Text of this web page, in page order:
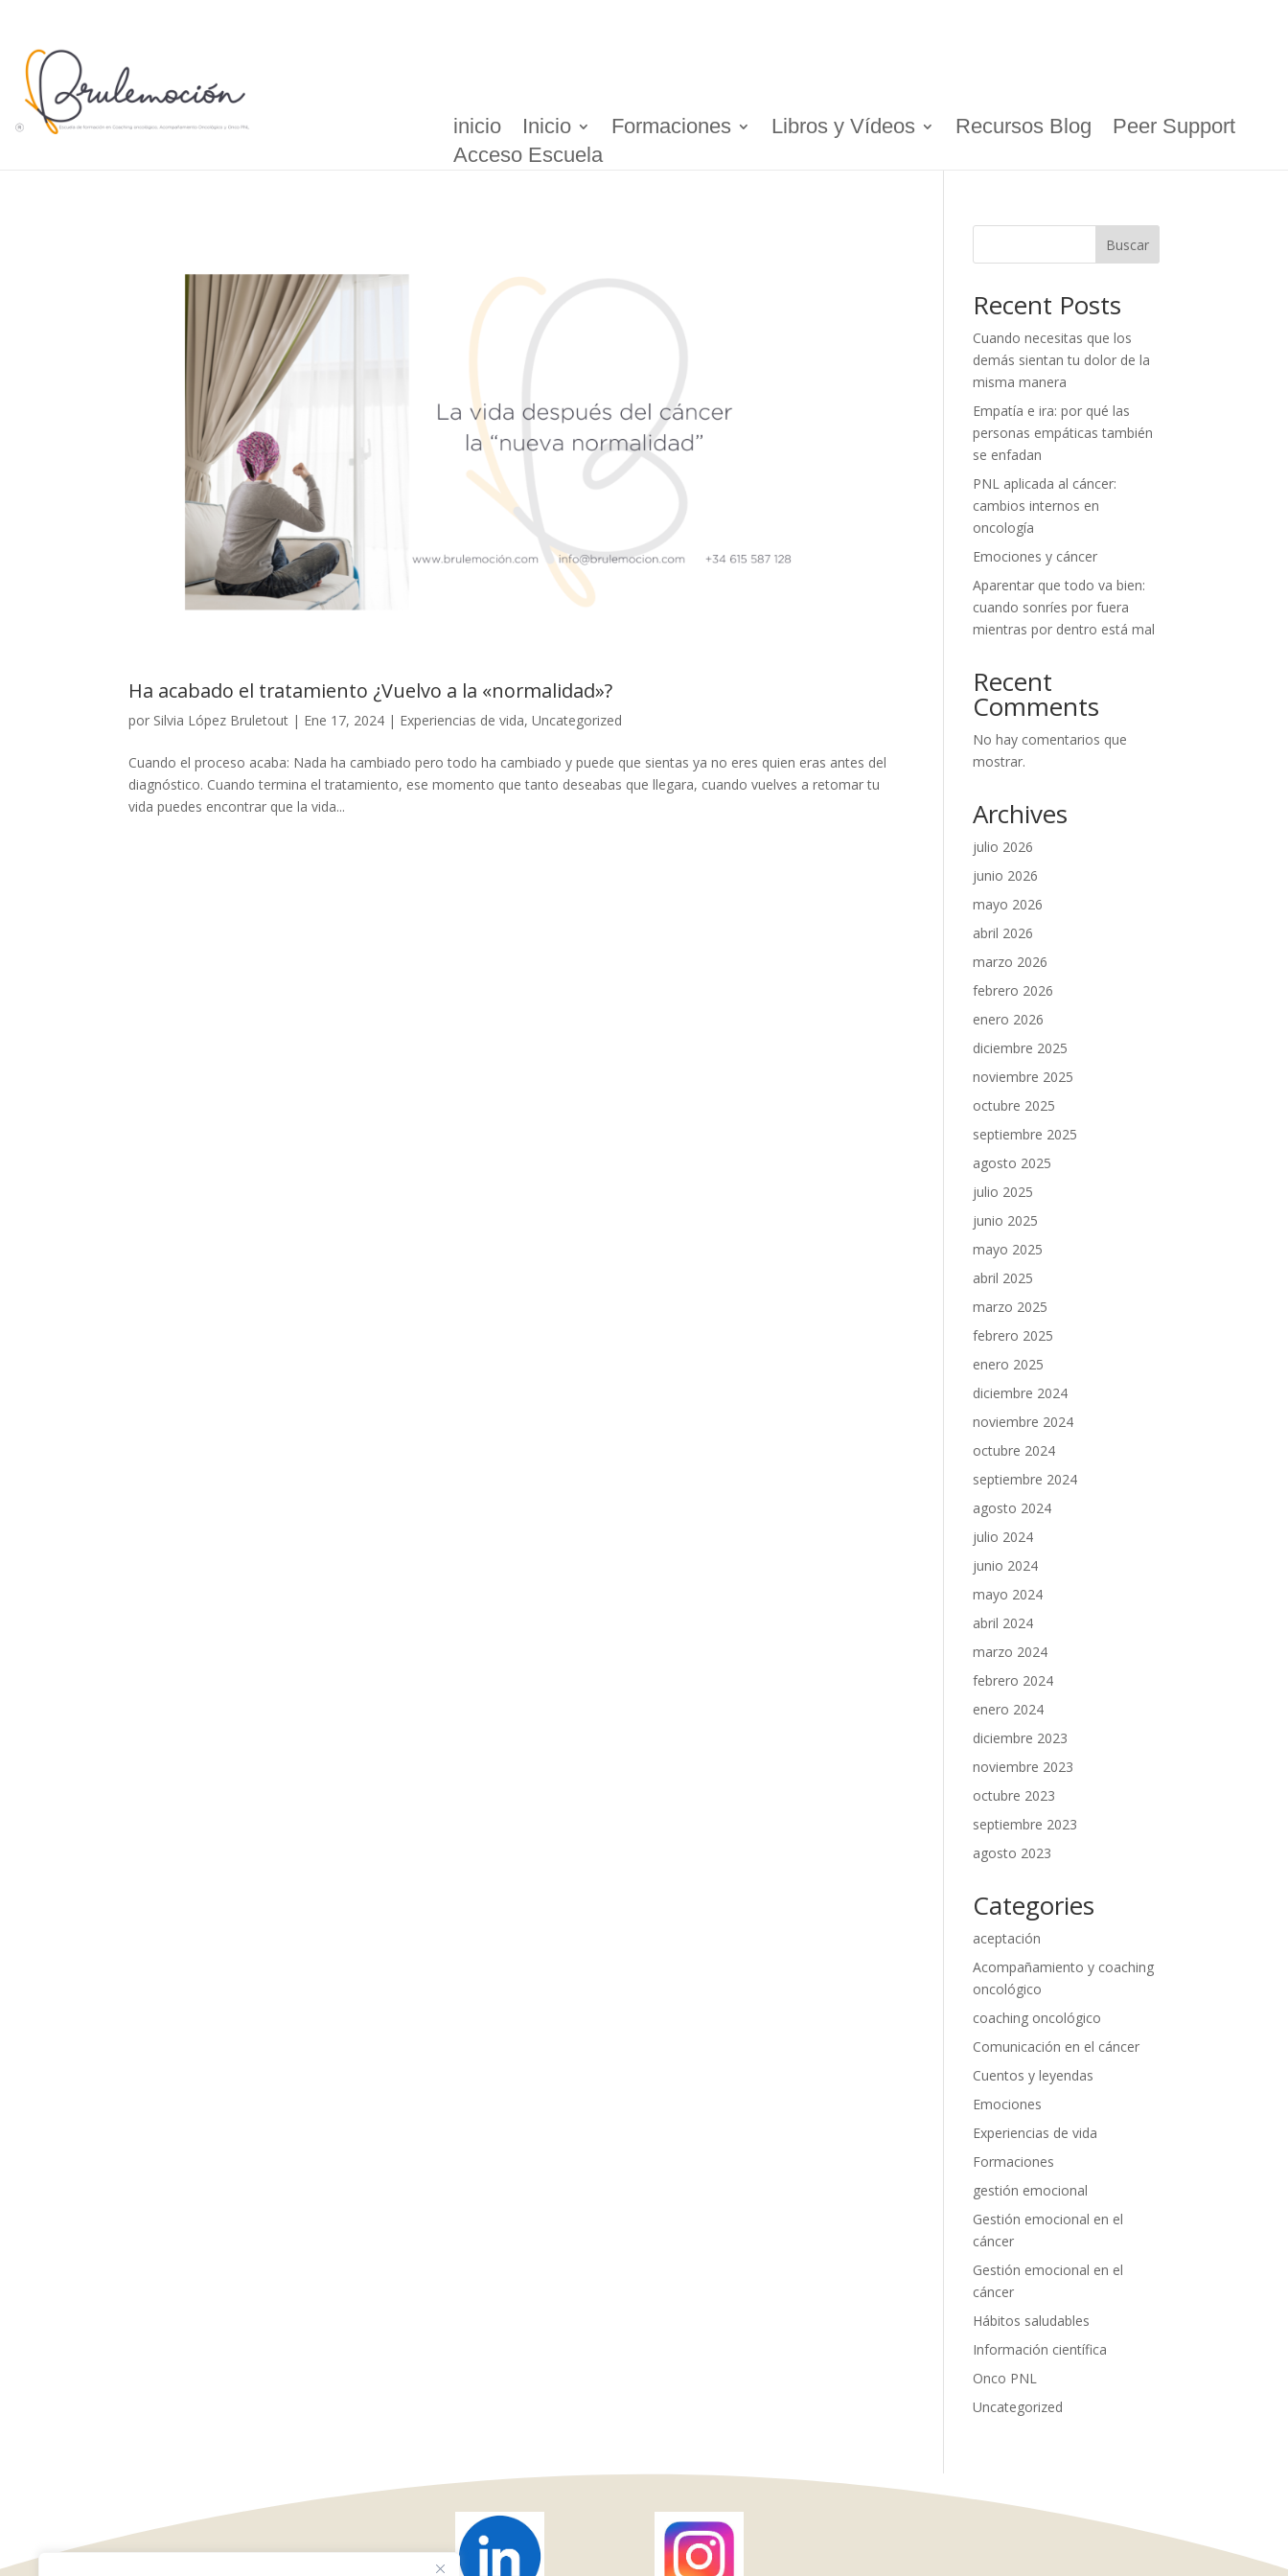
inicio Inicio Formaciones Libros y Vídeos Recursos Blog
Peer Support
Acceso Escuela
Ha acabado el tratamiento ¿Vuelvo a la «normalidad»?
por Silvia López Bruletout | Ene 17, 2024 | Experiencias de vida,Uncategorized
Cuando el proceso acaba: Nada ha cambiado pero todo ha cambiado y puede que sientas ya no eres quien eras antes del
diagnóstico. Cuando termina el tratamiento, ese momento que tanto deseabas que llegara, cuando vuelves a retomar tu
vida puedes encontrar que la vida...
Buscar
Recent Posts
Cuando necesitas que los
demás sientan tu dolor de la
misma manera
Empatía e ira: por qué las
personas empáticas también
se enfadan
PNL aplicada al cáncer:
cambios internos en
oncología
Emociones y cáncer
Aparentar que todo va bien:
cuando sonríes por fuera
mientras por dentro está mal
Recent
Comments
No hay comentarios que
mostrar.
Archives
julio 2026
junio 2026
mayo 2026
abril 2026
marzo 2026
febrero 2026
enero 2026
diciembre 2025
noviembre 2025
octubre 2025
septiembre 2025
agosto 2025
julio 2025
junio 2025
mayo 2025
abril 2025
marzo 2025
febrero 2025
enero 2025
diciembre 2024
noviembre 2024
octubre 2024
septiembre 2024
agosto 2024
julio 2024
junio 2024
mayo 2024
abril 2024
marzo 2024
febrero 2024
enero 2024
diciembre 2023
noviembre 2023
octubre 2023
septiembre 2023
agosto 2023
Categories
aceptación
Acompañamiento y coaching
oncológico
coaching oncológico
Comunicación en el cáncer
Cuentos y leyendas
Emociones
Experiencias de vida
Formaciones
gestión emocional
Gestión emocional en el
cáncer
Gestión emocional en el
cáncer
Hábitos saludables
Información científica
Onco PNL
Uncategorized